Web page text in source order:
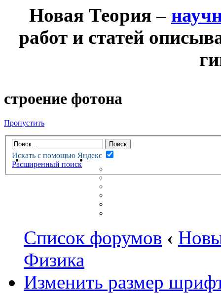
Новая Теория –
работ и статей
строение фотона
Пропустить
Искать с помощью Яндекс
Расширенный поиск
НОВАЯ ТЕОРИЯФОРУМ
НЕПРОЧИТАННЫЕ
Список форумов ‹
Физика
Изменить размер